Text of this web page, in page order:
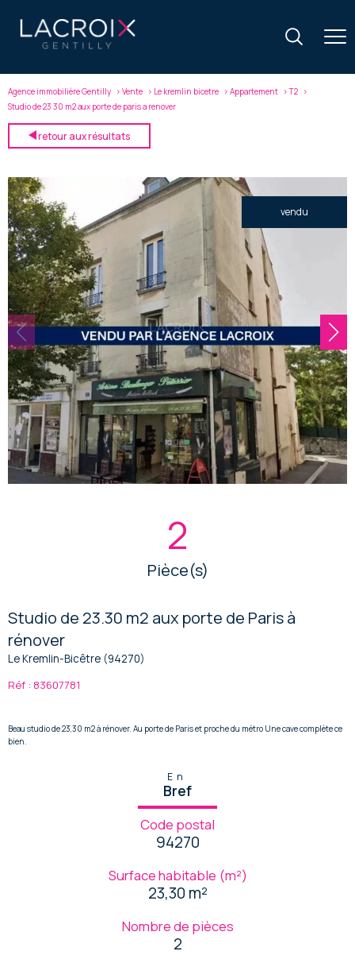
Agence immobilière Gentilly Vente Le kremlin bicetre Appartement
T2
Studio de 23 30 m2 aux porte de paris a renover
retour aux résultats
vendu
2
Pièce(s)
Studio de 23.30 m2 aux porte de Paris à
rénover
Le Kremlin-Bicêtre (94270)
Réf : 83607781
Beau studio de 23,30 m2 à rénover. Au porte de Paris et proche du métro Une cave complète ce
bien.
En
Bref
Code postal
94270
Surface habitable (m²)
23,30 m²
Nombre de pièces
2